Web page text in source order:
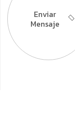
Enviar
Mensaje